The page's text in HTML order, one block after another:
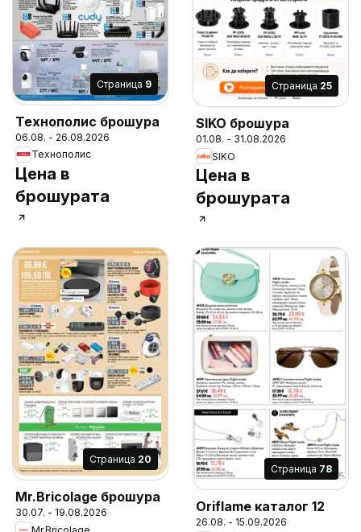
Cтраница 9
Технополис брошура
06.08. - 26.08.2026
Технополис
Цена в
брошурата
Cтраница 25
SIKO брошура
01.08. - 31.08.2026
SIKO
Цена в
брошурата
Cтраница 20
Mr.Bricolage брошура
30.07. - 19.08.2026
Cтраница 78
Oriflame каталог 12
26.08. - 15.09.2026